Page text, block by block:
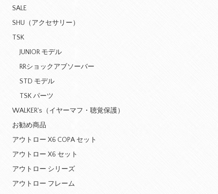
SALE
SHU（アクセサリー）
TSK
JUNIOR モデル
RRショックアブソーバー
STD モデル
TSK パーツ
WALKER's（イヤーマフ・聴覚保護）
お勧め商品
アウトロー X6 COPA セット
アウトロー X6 セット
アウトロー シリーズ
アウトロー フレーム